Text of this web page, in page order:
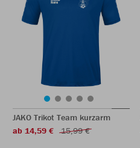
JAKO Trikot Team kurzarm
ab 14,59 €
15,99 €